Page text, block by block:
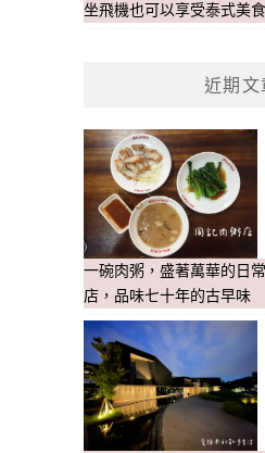
坐飛機也可以享受泰式美食
近期文
一碗肉粥，盛著萬華的日
店，品味七十年的古早味